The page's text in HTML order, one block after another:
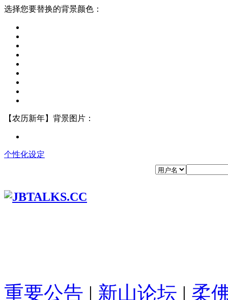
选择您要替换的背景颜色：
【农历新年】背景图片：
个性化设定
重要公告 | 新山论坛 | 柔